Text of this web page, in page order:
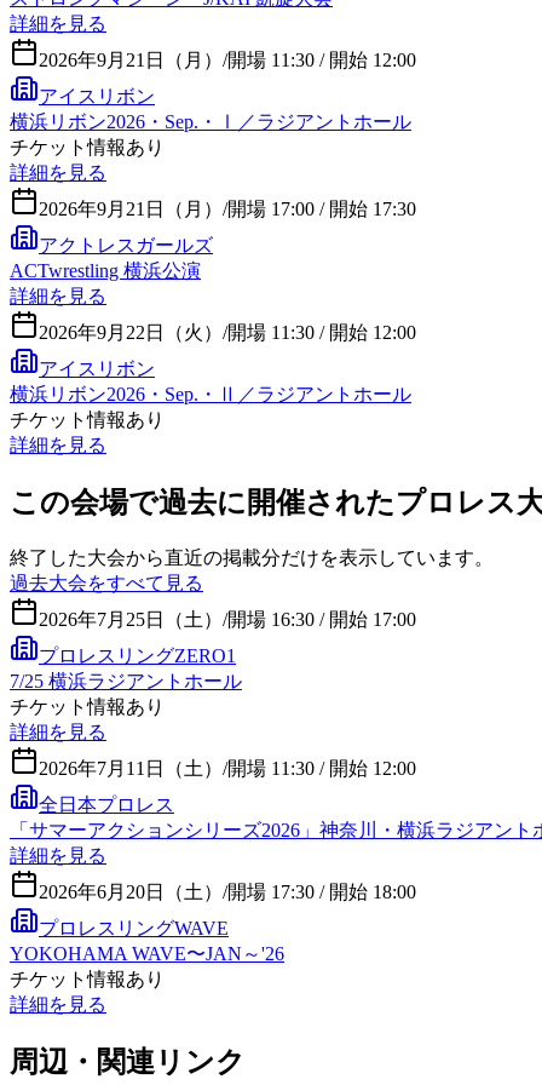
詳細を見る
2026年9月21日（月） /開場 11:30 / 開始 12:00
アイスリボン
横浜リボン2026・Sep.・Ⅰ／ラジアントホール
チケット情報あり
詳細を見る
2026年9月21日（月） /開場 17:00 / 開始 17:30
アクトレスガールズ
ACTwrestling 横浜公演
詳細を見る
2026年9月22日（火） /開場 11:30 / 開始 12:00
アイスリボン
横浜リボン2026・Sep.・Ⅱ／ラジアントホール
チケット情報あり
詳細を見る
この会場で過去に開催されたプロレス
終了した大会から直近の掲載分だけを表示しています。
過去大会をすべて見る
2026年7月25日（土） /開場 16:30 / 開始 17:00
プロレスリングZERO1
7/25 横浜ラジアントホール
チケット情報あり
詳細を見る
2026年7月11日（土） /開場 11:30 / 開始 12:00
全日本プロレス
「サマーアクションシリーズ2026」神奈川・横浜ラジアント
詳細を見る
2026年6月20日（土） /開場 17:30 / 開始 18:00
プロレスリングWAVE
YOKOHAMA WAVE〜JAN～'26
チケット情報あり
詳細を見る
周辺・関連リンク